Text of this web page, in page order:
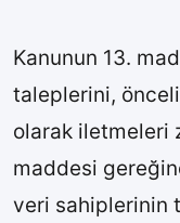
Kanunun 13.
taleplerini,
olarak iletmeleri
maddesi
veri sahiplerinin